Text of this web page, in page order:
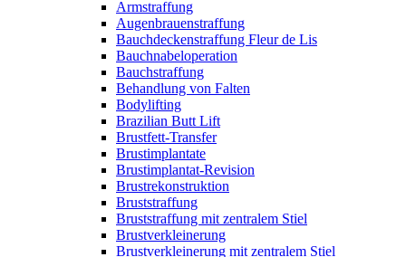
Armstraffung
Augenbrauenstraffung
Bauchdeckenstraffung Fleur de Lis
Bauchnabeloperation
Bauchstraffung
Behandlung von Falten
Bodylifting
Brazilian Butt Lift
Brustfett-Transfer
Brustimplantate
Brustimplantat-Revision
Brustrekonstruktion
Bruststraffung
Bruststraffung mit zentralem Stiel
Brustverkleinerung
Brustverkleinerung mit zentralem Stiel